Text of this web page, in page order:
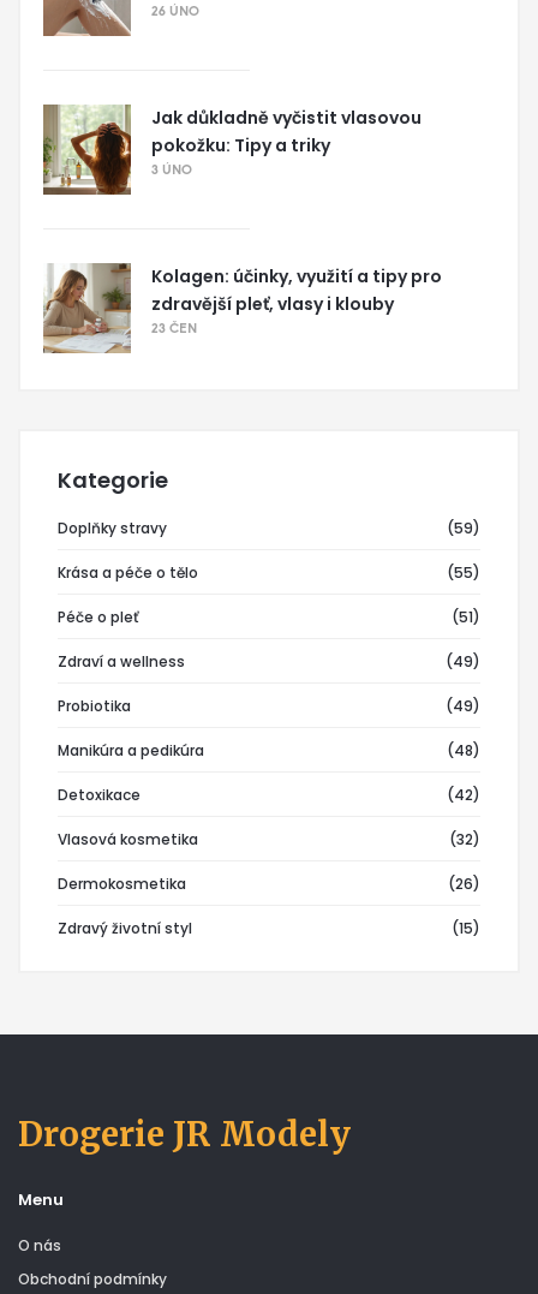
26 ÚNO
Jak důkladně vyčistit vlasovou
pokožku: Tipy a triky
3 ÚNO
Kolagen: účinky, využití a tipy pro
zdravější pleť, vlasy i klouby
23 ČEN
Kategorie
Doplňky stravy (59)
Krása a péče o tělo (55)
Péče o pleť (51)
Zdraví a wellness (49)
Probiotika (49)
Manikúra a pedikúra (48)
Detoxikace (42)
Vlasová kosmetika (32)
Dermokosmetika (26)
Zdravý životní styl (15)
Drogerie JR Modely
Menu
O nás
Obchodní podmínky